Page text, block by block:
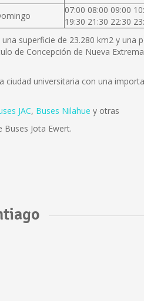
07:00 08:00 09:00
19:30 21:30 22:30
superficie de 23.280 km2 y una
de Concepción de Nueva
universitaria con una
JAC, Buses Nilahue y otras
Buses Jota Ewert.